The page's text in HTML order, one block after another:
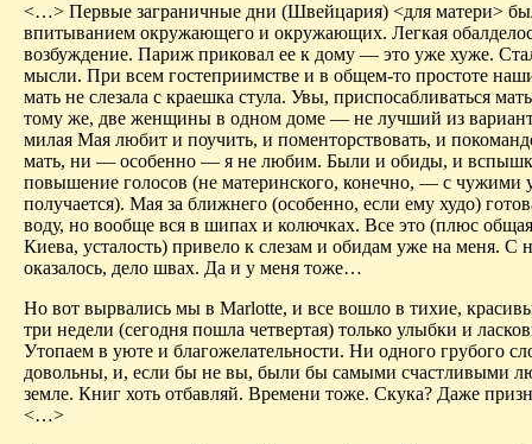
<…> Первые заграничные дни (Швейцария) <для матери>
впитыванием окружающего и окружающих. Легкая
возбуждение. Париж приковал ее к дому — это уже хуже.
мысли. При всем гостеприимстве и в общем-то простоте
мать не слезала с краешка стула. Увы, приспосабливаться
тому же, две женщины в одном доме — не лучший из
милая Мая любит и поучить, и поменторствовать, и
мать, ни — особенно — я не любим. Были и обиды, и
повышение голосов (не материнского, конечно, — с чужими
получается). Мая за ближнего (особенно, если ему худо)
воду, но вообще вся в шипах и колючках. Все это (плюс
Киева, усталость) привело к слезам и обидам уже на меня. С
оказалось, дело швах. Да и у меня тоже…
Но вот вырвались мы в Marlotte, и все вошло в тихие,
три недели (сегодня пошла четвертая) только улыбки и
Утопаем в уюте и благожелательности. Ни одного грубого
довольны, и, если бы не вы, были бы самыми счастливыми
земле. Книг хоть отбавляй. Времени тоже. Скука? Даже
<…>